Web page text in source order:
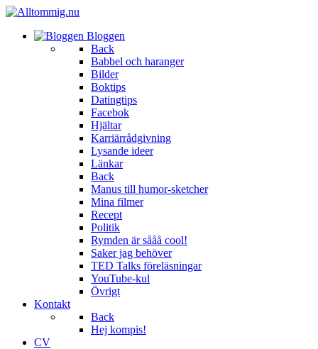
Bloggen
Back
Babbel och haranger
Bilder
Boktips
Datingtips
Facebok
Hjältar
Karriärrådgivning
Lysande ideer
Länkar
Back
Manus till humor-sketcher
Mina filmer
Recept
Politik
Rymden är sååå cool!
Saker jag behöver
TED Talks föreläsningar
YouTube-kul
Övrigt
Kontakt
Back
Hej kompis!
CV